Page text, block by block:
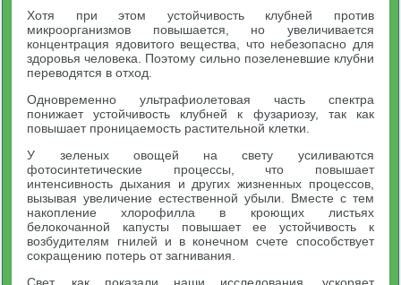
Хотя при этом устойчивость клубней против
микроорганизмов повышается, но увеличивается
концентрация ядовитого вещества, что небезопасно для
здоровья человека. Поэтому сильно позеленевшие клубни
переводятся в отход.
Одновременно ультрафиолетовая часть спектра
понижает устойчивость клубней к фузариозу, так как
повышает проницаемость растительной клетки.
У зеленых овощей на свету усиливаются
фотосинтетические процессы, что повышает
интенсивность дыхания и других жизненных процессов,
вызывая увеличение естественной убыли. Вместе с тем
накопление хлорофилла в кроющих листьях
белокочанной капусты повышает ее устойчивость к
возбудителям гнилей и в конечном счете способствует
сокращению потерь от загнивания.